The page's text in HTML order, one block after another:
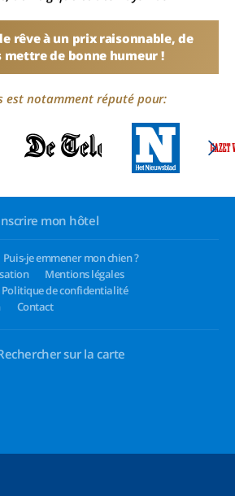
rêve à un prix raisonnable, de
mettre de bonne humeur !
est notamment réputé pour:
mon hôtel
Puis-je emmener mon chien ?
Mentions légales
Politique de confidentialité
Contact
sur la carte